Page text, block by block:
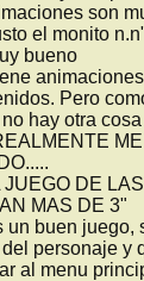
son
Pero
hay otra
JUEGO DE
MAS DE 3"
personaje y
al menu